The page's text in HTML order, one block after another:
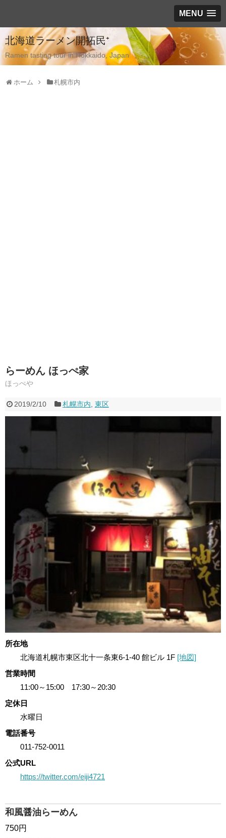
MENU
北海道ラーメン開拓民⁺
Ramen tasting tour in Hokkaido, Japan
ホーム 札幌市内
らーめん ほっぺ家
ほっぺや
2019/2/10 札幌市内 東区
所在地
北海道札幌市東区北十一条東6-1-40 館ビル 1F [地図]
営業時間
11:00～15:00 17:30～20:30
定休日
水曜日
電話番号
011-752-0011
公式URL
https://twitter.com/eiji4721
和風醤油らーめん
750円